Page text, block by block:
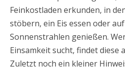
Feinkostladen erkunden, in
stöbern, ein Eis essen oder
Sonnenstrahlen genießen.
Einsamkeit sucht, findet diese
Zuletzt noch ein kleiner